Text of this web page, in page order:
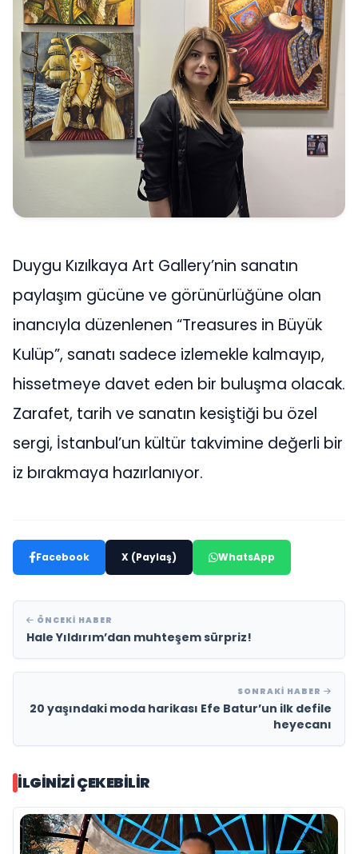
Duygu Kızılkaya Art Gallery’nin sanatın
paylaşım gücüne ve görünürlüğüne olan
inancıyla düzenlenen “Treasures in Büyük
Kulüp”, sanatı sadece izlemekle kalmayıp,
hissetmeye davet eden bir buluşma olacak.
Zarafet, tarih ve sanatın kesiştiği bu özel
sergi, İstanbul’un kültür takvimine değerli bir
iz bırakmaya hazırlanıyor.
Facebook X (Paylaş) WhatsApp
ÖNCEKI HABER
Hale Yıldırım’dan muhteşem sürpriz!
SONRAKI HABER
20 yaşındaki moda harikası Efe Batur’un ilk defile
heyecanı
İLGINIZI ÇEKEBILIR